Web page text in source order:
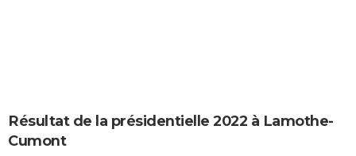
CARTE DE VOEUX
Carte de Noël
Carte Bonne année
Carte Saint-Valentin
Carte Pâques
Carte d'anniversaire
DICTIONNAIRE
Résultat de la présidentielle 2022 à Lamothe-
Cumont